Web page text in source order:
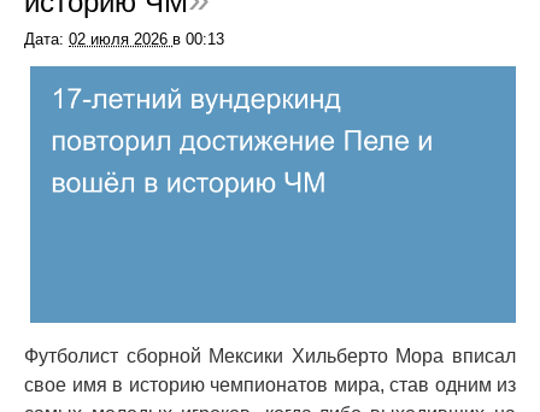
Дата: 02 июля 2026 в 00:13
Футболист сборной Мексики Хильберто Мора вписал
свое имя в историю чемпионатов мира, став одним из